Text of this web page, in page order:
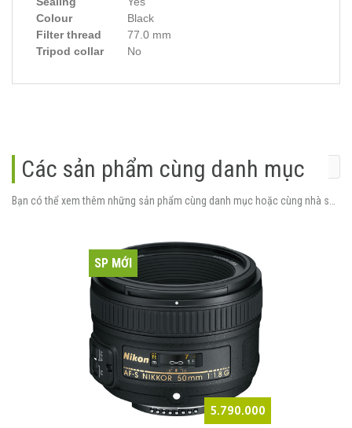
Colour
Black
Filter thread
77.0 mm
Tripod collar
No
Các sản phẩm cùng danh mục
5.790.000
SP MỚI